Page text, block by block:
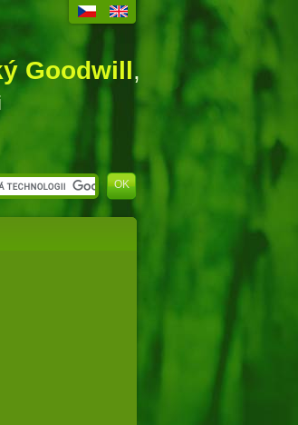
Goodwill,